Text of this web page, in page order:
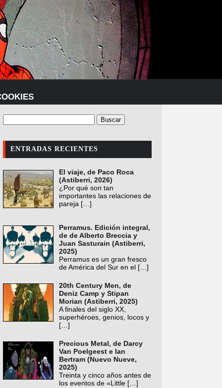
ENTRADAS RECIENTES
El viaje, de Paco Roca
(Astiberri, 2026)
¿Por qué son tan
importantes las relaciones de
pareja […]
Perramus. Edición integral,
de de Alberto Breccia y
Juan Sasturain (Astiberri,
2025)
Perramus es un gran fresco
de América del Sur en el […]
20th Century Men, de
Deniz Camp y Stipan
Morian (Astiberri, 2025)
A finales del siglo XX,
superhéroes, genios, locos y
[…]
Precious Metal, de Darcy
Van Poelgeest e Ian
Bertram (Nuevo Nueve,
2025)
Treinta y cinco años antes de
los eventos de «Little […]